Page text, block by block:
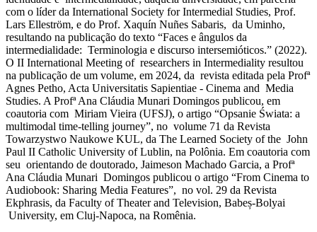
com o líder da International Society for Intermedial Studies, Prof.
Lars Elleström, e do Prof. Xaquín Nuñes Sabaris, da Uminho,
resultando na publicação do texto “Faces e ângulos da
intermedialidade: Terminologia e discurso intersemióticos.” (2022).
O II International Meeting of researchers in Intermediality resultou
na publicação de um volume, em 2024, da revista editada pela Profª
Agnes Petho, Acta Universitatis Sapientiae - Cinema and Media
Studies. A Profª Ana Cláudia Munari Domingos publicou, em
coautoria com Miriam Vieira (UFSJ), o artigo “Opsanie Świata: a
multimodal time-telling journey”, no volume 71 da Revista
Towarzystwo Naukowe KUL, da The Learned Society of the John
Paul II Catholic University of Lublin, na Polônia. Em coautoria com
seu orientando de doutorado, Jaimeson Machado Garcia, a Profª
Ana Cláudia Munari Domingos publicou o artigo “From Cinema to
Audiobook: Sharing Media Features”, no vol. 29 da Revista
Ekphrasis, da Faculty of Theater and Television, Babeș-Bolyai
University, em Cluj-Napoca, na Romênia.